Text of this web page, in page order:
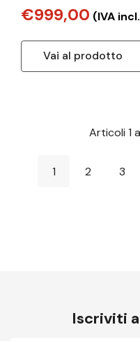
installazione 203 x 70
cm Bianco Classe D
€999,00 (IVA
Vai al prodotto
Articoli 1 a
1 2 3
Iscriviti